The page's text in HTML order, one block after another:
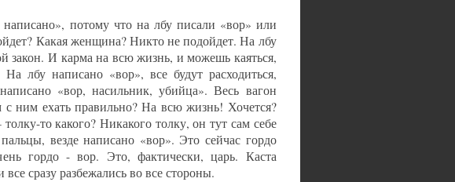
потому что на лбу писали «вор» или
Какая женщина? Никто не подойдет. На лбу
закон. И карма на всю жизнь, и можешь каяться,
лбу написано «вор», все будут расходиться,
«вор, насильник, убийца». Весь вагон
ним ехать правильно? На всю жизнь! Хочется?
то какого? Никакого толку, он тут сам себе
везде написано «вор». Это сейчас гордо
гордо - вор. Это, фактически, царь. Каста
сразу разбежались во все стороны.